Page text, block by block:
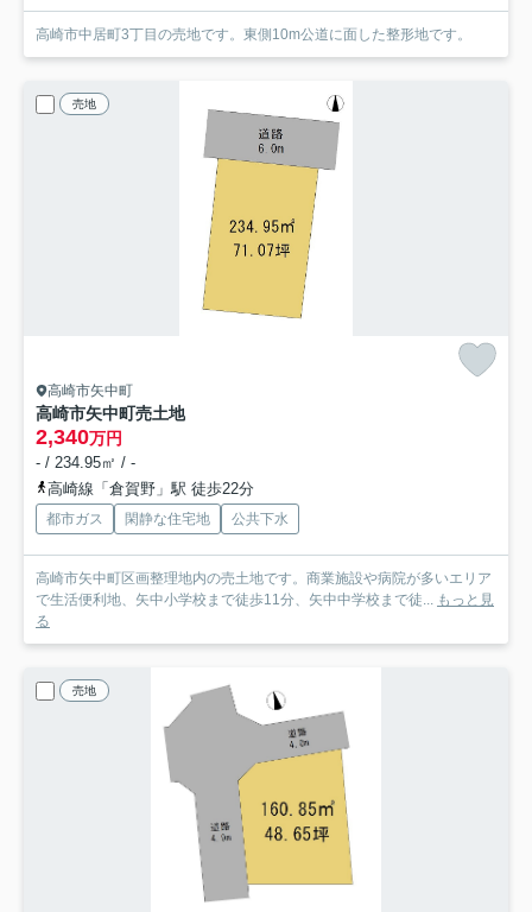
高崎市中居町3丁目の売地です。東側10m公道に面した整形地です。
売地
高崎市矢中町
高崎市矢中町売土地
2,340万円
- / 234.95㎡ / -
高崎線「倉賀野」駅 徒歩22分
都市ガス 閑静な住宅地 公共下水
高崎市矢中町区画整理地内の売土地です。商業施設や病院が多いエリア
で生活便利地、矢中小学校まで徒歩11分、矢中中学校まで徒... もっと見
る
売地